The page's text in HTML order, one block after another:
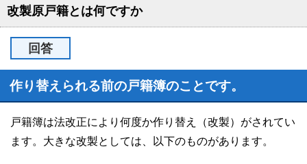
改製原戸籍とは何ですか
回答
作り替えられる前の戸籍簿のことです。
戸籍簿は法改正により何度か作り替え（改製）がされてい
ます。大きな改製としては、以下のものがあります。